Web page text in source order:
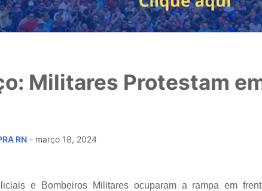
Militares Protestam
RN - março 18, 2024
e Bombeiros Militares ocuparam a rampa em